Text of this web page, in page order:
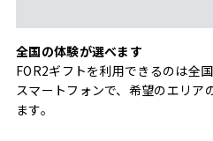
全国の体験が選べます
FOR2ギフトを利用できるのは全
スマートフォンで、希望のエリア
ます。